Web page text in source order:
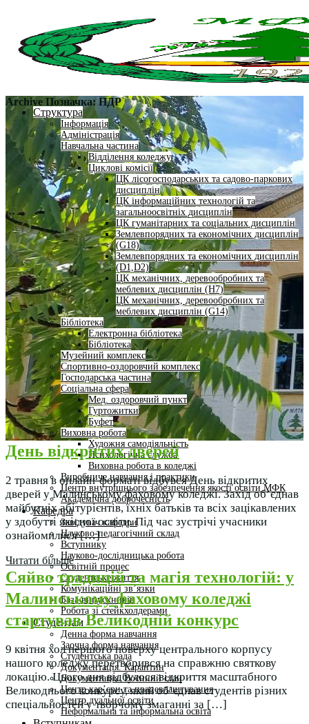
Структура
Інформація
Адміністрація
Навчальна частина
Відділення коледжу
Циклові комісії
ЦК лісогосподарських та садово-паркових
дисциплін
ЦК інформаційних технологій та
загальноосвітніх дисциплін
ЦК гуманітарних та соціальних дисциплін
Землевпорядних та економічних дисциплін
(G18)
Землевпорядних та економічних дисциплін
(D1,D2)
ЦК механічних, деревообробних та
меблевих дисциплін (H7)
ЦК механічних, деревообробних та
меблевих дисциплін (G14)
Бібліотека
Електронна бібліотека
Бібліотека
Музейний комплекс
Спортивно-оздоровчий комплекс
Господарська частина
Соціальна сфера
Мед. оздоровчий пункт
Гуртожитки
Буфет
Виховна робота
Художня самодіяльність
Психологічна служба
Виховна робота в коледжі
Виробниче навчання і практики
Центр внутрішнього забезпечення якості освіти МФК
Академічна доброчесність
Кафедра
Завідувач кафедри
Науково-педагогічний склад
Вступнику
Науково-дослідницька робота
Освітній процес
Студентське життя
Комунікаційні зв’язки
База випускників
Робота зі стейкхолдерами
Студентам
Денна форма навчання
Заочна форма навчання
Студентська рада
Документація. Карантин
Документація. Воєнний стан
Центр кар’єри та працевлаштування
Центр дуальної освіти
Неформальна та інформальна освіта
Archive Позначка:НДР
День відкритих дверей
2 травня в онлайн-форматі відбувся День відкритих
дверей у Малинському фаховому коледжі. Захід об’єднав
майбутніх абітурієнтів, їхніх батьків та всіх зацікавлених
у здобутті якісної освіти. Під час зустрічі учасники
ознайомилися […]
Читати більше
Сяйво традицій та магія технологій: у
Малинському фаховому коледжі
стартував Великодній конкурс
9 квітня хол першого поверху центрального корпусу
нашого коледжу перетворився на справжню святкову
локацію. Цього дня відбулося відкриття масштабного
Великоднього конкурсу, який об’єднав студентів різних
спеціальностей у творчому змаганні за […]